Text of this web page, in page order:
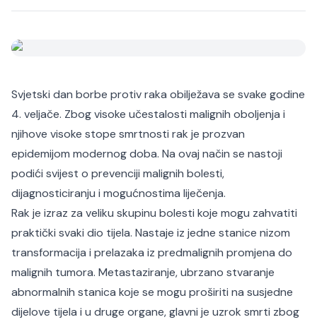
Svjetski dan borbe protiv raka obilježava se svake godine
4. veljače. Zbog visoke učestalosti malignih oboljenja i
njihove visoke stope smrtnosti rak je prozvan
epidemijom modernog doba. Na ovaj način se nastoji
podići svijest o prevenciji malignih bolesti,
dijagnosticiranju i mogućnostima liječenja.
Rak je izraz za veliku skupinu bolesti koje mogu zahvatiti
praktički svaki dio tijela. Nastaje iz jedne stanice nizom
transformacija i prelazaka iz predmalignih promjena do
malignih tumora. Metastaziranje, ubrzano stvaranje
abnormalnih stanica koje se mogu proširiti na susjedne
dijelove tijela i u druge organe, glavni je uzrok smrti zbog